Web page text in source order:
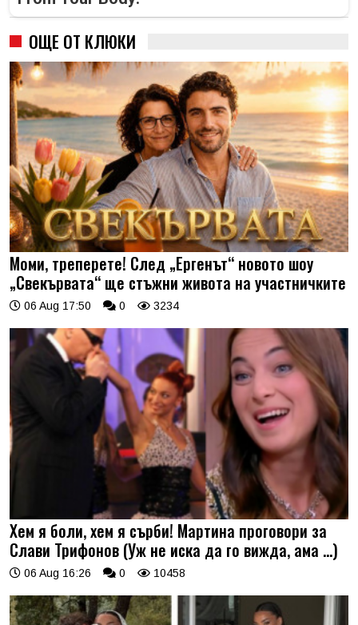
ОЩЕ ОТ КЛЮКИ
Моми, треперете! След „Ергенът“ новото шоу
„Свекървата“ ще стъжни живота на участничките
06 Aug 17:50 0 3234
Хем я боли, хем я сърби! Мартина проговори за
Слави Трифонов (Уж не иска да го вижда, ама …)
06 Aug 16:26 0 10458